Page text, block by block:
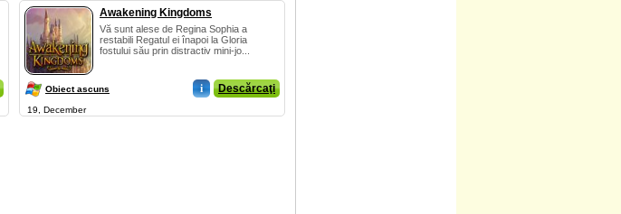
Awakening Kingdoms
Vă sunt alese de Regina Sophia a
restabili Regatul ei înapoi la Gloria
fostului său prin distractiv mini-jo...
Obiect ascuns i Descărcaţi
19, December